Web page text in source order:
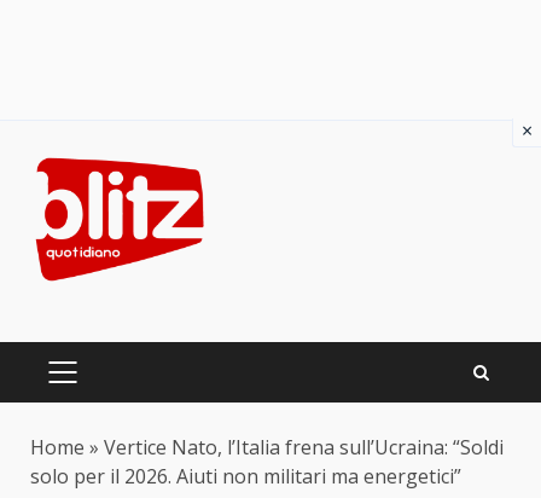
content
PRIMARY
Home » Vertice Nato, l’Italia frena sull’Ucraina: “Soldi
solo per il 2026. Aiuti non militari ma energetici”
×